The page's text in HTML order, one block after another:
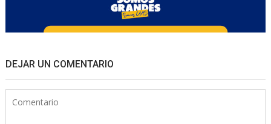
DEJAR UN COMENTARIO